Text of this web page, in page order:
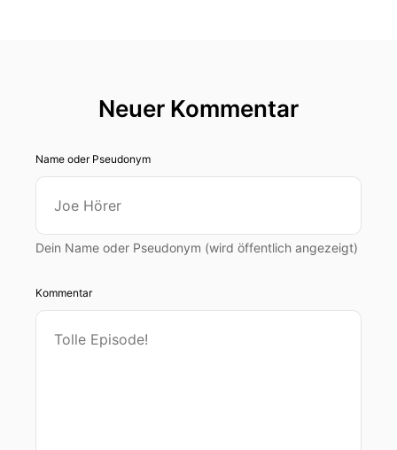
Neuer Kommentar
Name oder Pseudonym
Dein Name oder Pseudonym (wird öffentlich angezeigt)
Kommentar